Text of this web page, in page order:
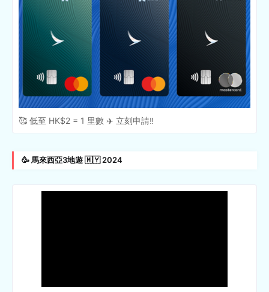
🥰 低至 HK$2 = 1 里數 ✈️ 立刻申請‼️
🥳 馬來西亞3地遊 🇲🇾 2024